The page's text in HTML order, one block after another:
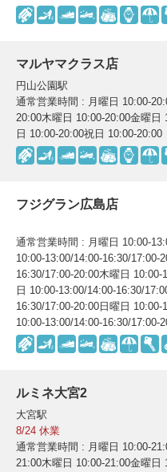
マルヤマクラス店
円山公園駅
通常営業時間 : 月曜日 10:00-
20:00木曜日 10:00-20:00金曜日
日 10:00-20:00祝日 10:00-20:00
フジグラン広島店
通常営業時間 : 月曜日 10:00-
10:00-13:00/14:00-16:30/17:00-
16:30/17:00-20:00木曜日
日 10:00-13:00/14:00-16:30/
16:30/17:00-20:00日曜日 10:00-
10:00-13:00/14:00-16:30/17:00-
ルミネ大宮2
大宮駅
8/24 休業
通常営業時間 : 月曜日 10:00-
21:00木曜日 10:00-21:00金曜日